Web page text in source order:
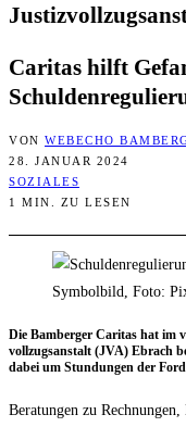
Cari­tas hilft
VON WEBECHO
28. JANUAR 2024
SOZIALES
1 MIN. ZU LESEN
Symbolbild, Foto:
Die Bam­ber­ger Cari­tas hat im
voll­zugs­an­stalt (JVA) Ebrach
dabei um Stun­dun­gen der
Bera­tun­gen zu